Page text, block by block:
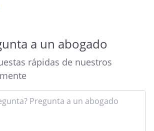
a un abogado
rápidas de nuestros